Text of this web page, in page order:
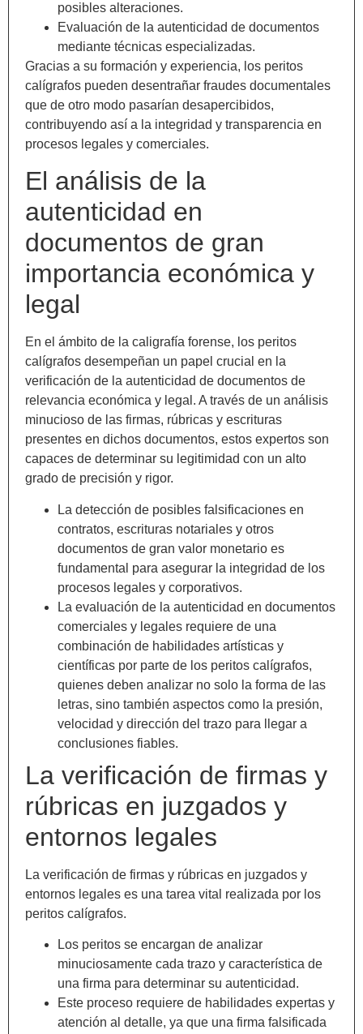
posibles alteraciones.
Evaluación de la autenticidad de documentos
mediante técnicas especializadas.
Gracias a su formación y experiencia, los peritos
calígrafos pueden desentrañar fraudes documentales
que de otro modo pasarían desapercibidos,
contribuyendo así a la integridad y transparencia en
procesos legales y comerciales.
El análisis de la
autenticidad en
documentos de gran
importancia económica y
legal
En el ámbito de la caligrafía forense, los peritos
calígrafos desempeñan un papel crucial en la
verificación de la autenticidad de documentos de
relevancia económica y legal. A través de un análisis
minucioso de las firmas, rúbricas y escrituras
presentes en dichos documentos, estos expertos son
capaces de determinar su legitimidad con un alto
grado de precisión y rigor.
La detección de posibles falsificaciones en
contratos, escrituras notariales y otros
documentos de gran valor monetario es
fundamental para asegurar la integridad de los
procesos legales y corporativos.
La evaluación de la autenticidad en documentos
comerciales y legales requiere de una
combinación de habilidades artísticas y
científicas por parte de los peritos calígrafos,
quienes deben analizar no solo la forma de las
letras, sino también aspectos como la presión,
velocidad y dirección del trazo para llegar a
conclusiones fiables.
La verificación de firmas y
rúbricas en juzgados y
entornos legales
La verificación de firmas y rúbricas en juzgados y
entornos legales es una tarea vital realizada por los
peritos calígrafos.
Los peritos se encargan de analizar
minuciosamente cada trazo y característica de
una firma para determinar su autenticidad.
Este proceso requiere de habilidades expertas y
atención al detalle, ya que una firma falsificada